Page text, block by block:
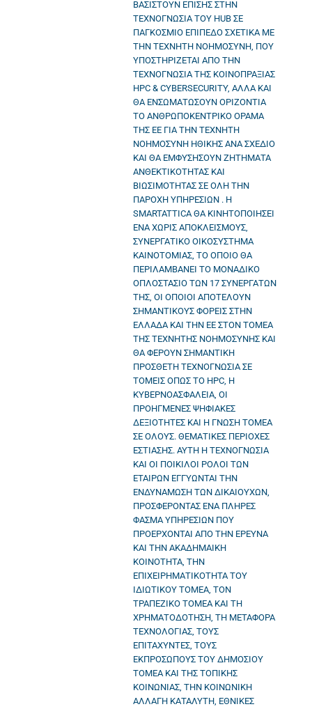
ΒΑΣΙΣΤΟΥΝ ΕΠΙΣΗΣ ΣΤΗΝ
ΤΕΧΝΟΓΝΩΣΙΑ ΤΟΥ HUB ΣΕ
ΠΑΓΚΟΣΜΙΟ ΕΠΙΠΕΔΟ ΣΧΕΤΙΚΑ ΜΕ
ΤΗΝ ΤΕΧΝΗΤΗ ΝΟΗΜΟΣΥΝΗ, ΠΟΥ
ΥΠΟΣΤΗΡΙΖΕΤΑΙ ΑΠΟ ΤΗΝ
ΤΕΧΝΟΓΝΩΣΙΑ ΤΗΣ ΚΟΙΝΟΠΡΑΞΙΑΣ
HPC & CYBERSECURITY, ΑΛΛΑ ΚΑΙ
ΘΑ ΕΝΣΩΜΑΤΩΣΟΥΝ ΟΡΙΖΟΝΤΙΑ
ΤΟ ΑΝΘΡΩΠΟΚΕΝΤΡΙΚΟ ΟΡΑΜΑ
ΤΗΣ ΕΕ ΓΙΑ ΤΗΝ ΤΕΧΝΗΤΗ
ΝΟΗΜΟΣΥΝΗ ΗΘΙΚΗΣ ΑΝΑ ΣΧΕΔΙΟ
ΚΑΙ ΘΑ ΕΜΦΥΣΗΣΟΥΝ ΖΗΤΗΜΑΤΑ
ΑΝΘΕΚΤΙΚΟΤΗΤΑΣ ΚΑΙ
ΒΙΩΣΙΜΟΤΗΤΑΣ ΣΕ ΟΛΗ ΤΗΝ
ΠΑΡΟΧΗ ΥΠΗΡΕΣΙΩΝ . Η
SMARTATTICA ΘΑ ΚΙΝΗΤΟΠΟΙΗΣΕΙ
ΕΝΑ ΧΩΡΙΣ ΑΠΟΚΛΕΙΣΜΟΥΣ,
ΣΥΝΕΡΓΑΤΙΚΟ ΟΙΚΟΣΥΣΤΗΜΑ
ΚΑΙΝΟΤΟΜΙΑΣ, ΤΟ ΟΠΟΙΟ ΘΑ
ΠΕΡΙΛΑΜΒΑΝΕΙ ΤΟ ΜΟΝΑΔΙΚΟ
ΟΠΛΟΣΤΑΣΙΟ ΤΩΝ 17 ΣΥΝΕΡΓΑΤΩΝ
ΤΗΣ, ΟΙ ΟΠΟΙΟΙ ΑΠΟΤΕΛΟΥΝ
ΣΗΜΑΝΤΙΚΟΥΣ ΦΟΡΕΙΣ ΣΤΗΝ
ΕΛΛΑΔΑ ΚΑΙ ΤΗΝ ΕΕ ΣΤΟΝ ΤΟΜΕΑ
ΤΗΣ ΤΕΧΝΗΤΗΣ ΝΟΗΜΟΣΥΝΗΣ ΚΑΙ
ΘΑ ΦΕΡΟΥΝ ΣΗΜΑΝΤΙΚΗ
ΠΡΟΣΘΕΤΗ ΤΕΧΝΟΓΝΩΣΙΑ ΣΕ
ΤΟΜΕΙΣ ΟΠΩΣ ΤΟ HPC, Η
ΚΥΒΕΡΝΟΑΣΦΑΛΕΙΑ, ΟΙ
ΠΡΟΗΓΜΕΝΕΣ ΨΗΦΙΑΚΕΣ
ΔΕΞΙΟΤΗΤΕΣ ΚΑΙ Η ΓΝΩΣΗ ΤΟΜΕΑ
ΣΕ ΟΛΟΥΣ. ΘΕΜΑΤΙΚΕΣ ΠΕΡΙΟΧΕΣ
ΕΣΤΙΑΣΗΣ. ΑΥΤΗ Η ΤΕΧΝΟΓΝΩΣΙΑ
ΚΑΙ ΟΙ ΠΟΙΚΙΛΟΙ ΡΟΛΟΙ ΤΩΝ
ΕΤΑΙΡΩΝ ΕΓΓΥΩΝΤΑΙ ΤΗΝ
ΕΝΔΥΝΑΜΩΣΗ ΤΩΝ ΔΙΚΑΙΟΥΧΩΝ,
ΠΡΟΣΦΕΡΟΝΤΑΣ ΕΝΑ ΠΛΗΡΕΣ
ΦΑΣΜΑ ΥΠΗΡΕΣΙΩΝ ΠΟΥ
ΠΡΟΕΡΧΟΝΤΑΙ ΑΠΟ ΤΗΝ ΕΡΕΥΝΑ
ΚΑΙ ΤΗΝ ΑΚΑΔΗΜΑΙΚΗ
ΚΟΙΝΟΤΗΤΑ, ΤΗΝ
ΕΠΙΧΕΙΡΗΜΑΤΙΚΟΤΗΤΑ ΤΟΥ
ΙΔΙΩΤΙΚΟΥ ΤΟΜΕΑ, ΤΟΝ
ΤΡΑΠΕΖΙΚΟ ΤΟΜΕΑ ΚΑΙ ΤΗ
ΧΡΗΜΑΤΟΔΟΤΗΣΗ, ΤΗ ΜΕΤΑΦΟΡΑ
ΤΕΧΝΟΛΟΓΙΑΣ, ΤΟΥΣ
ΕΠΙΤΑΧΥΝΤΕΣ, ΤΟΥΣ
ΕΚΠΡΟΣΩΠΟΥΣ ΤΟΥ ΔΗΜΟΣΙΟΥ
ΤΟΜΕΑ ΚΑΙ ΤΗΣ ΤΟΠΙΚΗΣ
ΚΟΙΝΩΝΙΑΣ, ΤΗΝ ΚΟΙΝΩΝΙΚΗ
ΑΛΛΑΓΗ ΚΑΤΑΛΥΤΗ, ΕΘΝΙΚΕΣ